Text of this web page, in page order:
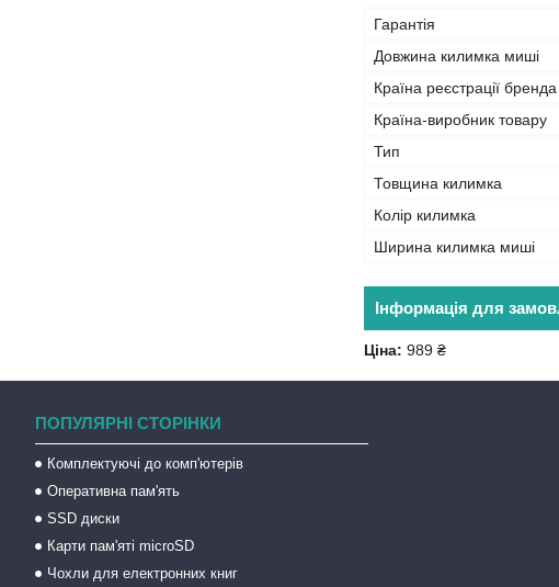
Гарантія
Довжина килимка миші
Країна реєстрації бренда
Країна-виробник товару
Тип
Товщина килимка
Колір килимка
Ширина килимка миші
Інформація для
Ціна: 989 ₴
ПОПУЛЯРНІ СТОРІНКИ
Комплектуючі до комп'ютерів
Оперативна пам'ять
SSD диски
Карти пам'яті microSD
Чохли для електронних книг